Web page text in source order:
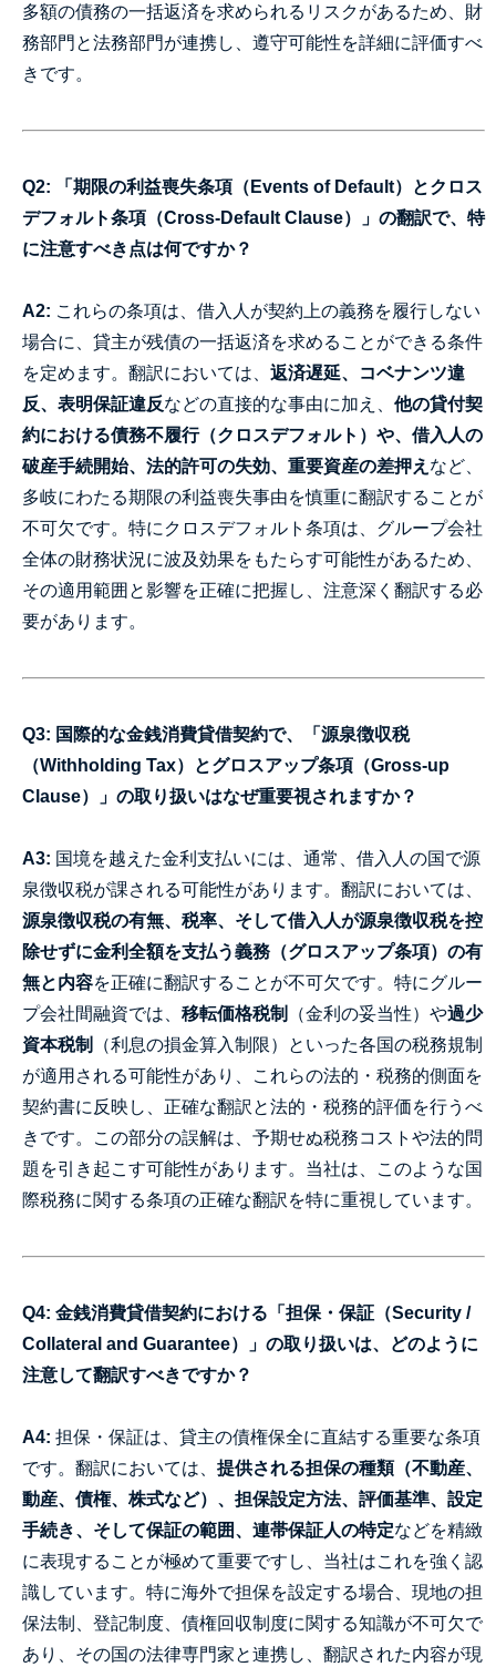
多額の債務の一括返済を求められるリスクがあるため、財
務部門と法務部門が連携し、遵守可能性を詳細に評価すべ
きです。
Q2: 「期限の利益喪失条項（Events of Default）とクロス
デフォルト条項（Cross-Default Clause）」の翻訳で、特
に注意すべき点は何ですか？
A2: これらの条項は、借入人が契約上の義務を履行しない
場合に、貸主が残債の一括返済を求めることができる条件
を定めます。翻訳においては、 返済遅延、コベナンツ違
反、表明保証違反などの直接的な事由に加え、 他の貸付契
約における債務不履行（クロスデフォルト）や、借入人の
破産手続開始、法的許可の失効、重要資産の差押え など、
多岐にわたる期限の利益喪失事由を慎重に翻訳することが
不可欠です。特にクロスデフォルト条項は、グループ会社
全体の財務状況に波及効果をもたらす可能性があるため、
その適用範囲と影響を正確に把握し、注意深く翻訳する必
要があります。
Q3: 国際的な金銭消費貸借契約で、「源泉徴収税
（Withholding Tax）とグロスアップ条項（Gross-up
Clause）」の取り扱いはなぜ重要視されますか？
A3: 国境を越えた金利支払いには、通常、借入人の国で源
泉徴収税が課される可能性があります。翻訳においては、
源泉徴収税の有無、税率、そして借入人が源泉徴収税を控
除せずに金利全額を支払う義務（グロスアップ条項）の有
無と内容を正確に翻訳することが不可欠です。特にグルー
プ会社間融資では、 移転価格税制 （金利の妥当性）や過少
資本税制
（利息の損金算入制限）といった各国の税務規制
が適用される可能性があり、これらの法的・税務的側面を
契約書に反映し、正確な翻訳と法的・税務的評価を行うべ
きです。この部分の誤解は、予期せぬ税務コストや法的問
題を引き起こす可能性があります。当社は、このような国
際税務に関する条項の正確な翻訳を特に重視しています。
Q4: 金銭消費貸借契約における「担保・保証（Security /
Collateral and Guarantee）」の取り扱いは、どのように
注意して翻訳すべきですか？
A4: 担保・保証は、貸主の債権保全に直結する重要な条項
です。翻訳においては、 提供される担保の種類（不動産、
動産、債権、株式など）、担保設定方法、評価基準、設定
手続き、そして保証の範囲、連帯保証人の特定などを精緻
に表現することが極めて重要ですし、当社はこれを強く認
識しています。特に海外で担保を設定する場合、現地の担
保法制、登記制度、債権回収制度に関する知識が不可欠で
あり、その国の法律専門家と連携し、翻訳された内容が現